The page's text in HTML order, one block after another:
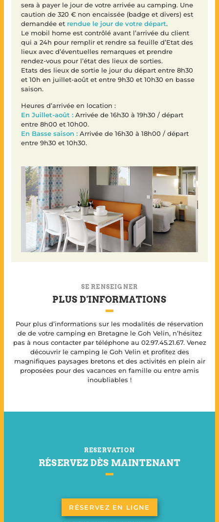
sera à payer le jour de votre arrivée au camping. Une
caution de 320 € non encaissée (badge et divers) est
demandée et rendue le jour de votre départ.
Le mobil home est contrôlé avant l’arrivée du client
qui a 24h pour remplir et rendre sa feuille d’Etat des
lieux avec d’éventuelles remarques et prendre
rendez-vous pour l’état des lieux de sorties.
Etats des lieux de sortie le jour du départ entre 8h30
et 10h en juillet-août et entre 9h30 et 10h30 en basse
saison.
Heures d’arrivée en location :
En Juillet-août : Arrivée de 16h30 à 19h30 / départ
entre 8h00 et 10h00.
En Basse saison : Arrivée de 16h30 à 18h00 / départ
entre 9h30 et 10h30.
SE RENSEIGNER
PLUS D'INFORMATIONS
Pour plus d’informations sur les modalités de réservation
de de votre camping en Bretagne le Goh Velin, n’hésitez
pas à nous contacter par téléphone au 02.97.45.21.67. Venez
découvrir le camping le Goh Velin et profitez des
magnifiques paysages bretons et des activités en plein air
proposées pour des vacances en famille ou entre amis
inoubliables !
RESERVATION
RÉSERVEZ DÈS MAINTENANT
RÉSERVEZ EN LIGNE